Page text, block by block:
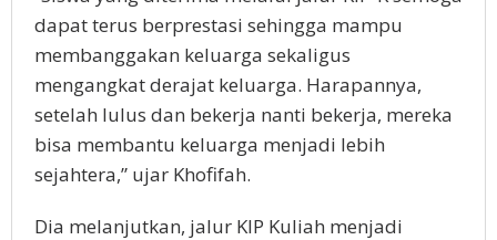
dapat terus berprestasi sehingga mampu
membanggakan keluarga sekaligus
mengangkat derajat keluarga. Harapannya,
setelah lulus dan bekerja nanti bekerja, mereka
bisa membantu keluarga menjadi lebih
sejahtera,” ujar Khofifah.
Dia melanjutkan, jalur KIP Kuliah menjadi